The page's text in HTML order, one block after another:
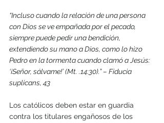
“Incluso cuando la relación de una persona
con Dios se ve empañada por el pecado,
siempre puede pedir una bendición,
extendiendo su mano a Dios, como lo hizo
Pedro en la tormenta cuando clamó a Jesús:
‘¡Señor, sálvame!’ (Mt. .14:30).” – Fiducia
suplicans, 43
Los católicos deben estar en guardia
contra los titulares engañosos de los